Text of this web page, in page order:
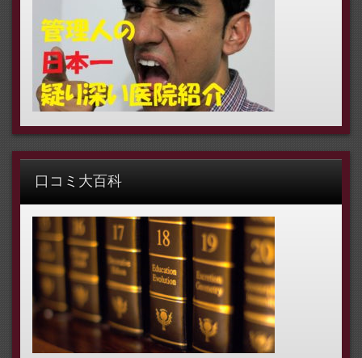
口コミ大百科